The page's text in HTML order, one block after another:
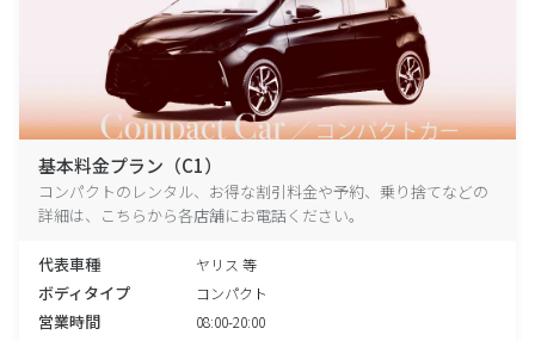
基本料金プラン（C1）
コンパクトのレンタル、お得な割引料金や予約、乗り捨てなどの
詳細は、こちらから各店舗にお電話ください。
代表車種 ヤリス 等
ボディタイプ コンパクト
営業時間 08:00-20:00